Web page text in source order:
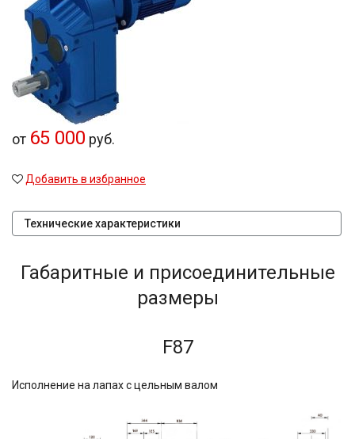
от 65 000 руб.
Добавить в избранное
Технические характеристики
Габаритные и присоединительные
размеры
F87
Исполнение на лапах с цельным валом